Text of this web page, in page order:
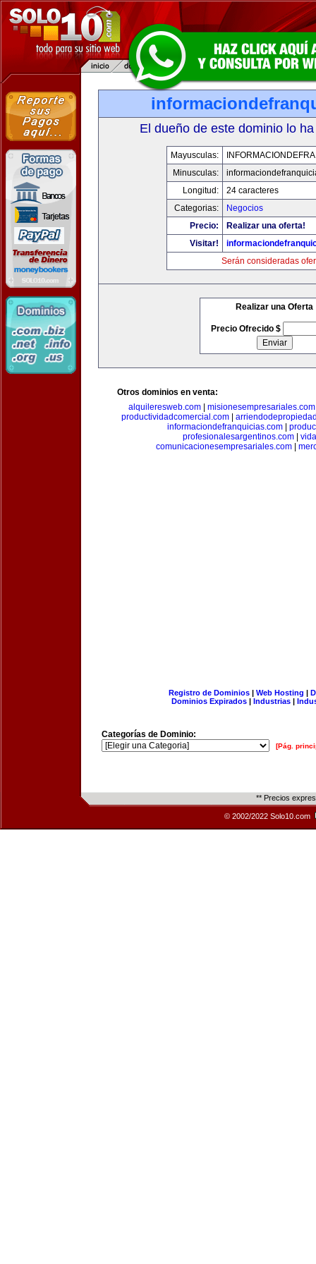
El dueño de este dominio lo
Mayusculas:
Minusculas:
Longitud:
24 caracteres
Categorias:
Negocios
Precio:
Realizar una oferta!
Visitar!
Serán consideradas
Realizar una Oferta
Precio Ofrecido $
Otros dominios en venta:
alquileresweb.com
misionesempresariales.com
productividadcomercial.com
informaciondefranquicias.com
profesionalesargentinos.com|
comunicacionesempresariales.com
Registro de Dominios| Web Hosting |
Dominios Expirados | Industrias |
Categorías de Dominio:
[Pág.
** Precios
© 2002/2022 Solo10.com